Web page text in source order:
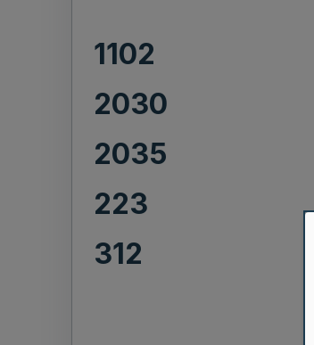
1102
2030
2035
223
312